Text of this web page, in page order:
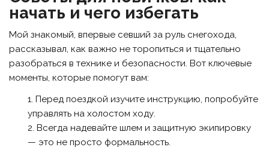
начать и чего избегать
Мой знакомый, впервые севший за руль снегохода,
рассказывал, как важно не торопиться и тщательно
разобраться в технике и безопасности. Вот ключевые
моменты, которые помогут вам:
Перед поездкой изучите инструкцию, попробуйте
управлять на холостом ходу.
Всегда надевайте шлем и защитную экипировку
— это не просто формальность.